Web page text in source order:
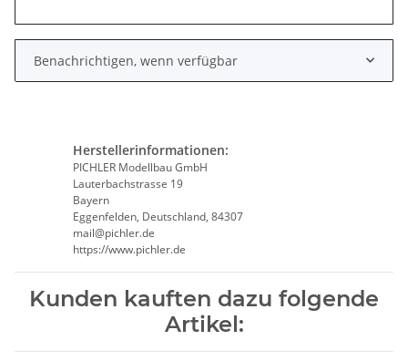
Benachrichtigen, wenn verfügbar
Herstellerinformationen:
PICHLER Modellbau GmbH
Lauterbachstrasse 19
Bayern
Eggenfelden, Deutschland, 84307
mail@pichler.de
https://www.pichler.de
Kunden kauften dazu folgende
Artikel: